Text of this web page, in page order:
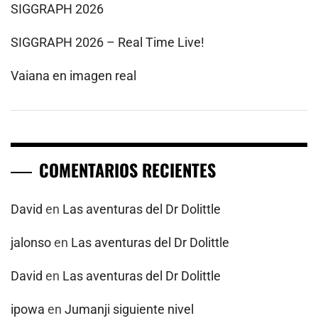
SIGGRAPH 2026
SIGGRAPH 2026 – Real Time Live!
Vaiana en imagen real
COMENTARIOS RECIENTES
David en Las aventuras del Dr Dolittle
jalonsoen Las aventuras del Dr Dolittle
David en Las aventuras del Dr Dolittle
ipowa en Jumanji siguiente nivel